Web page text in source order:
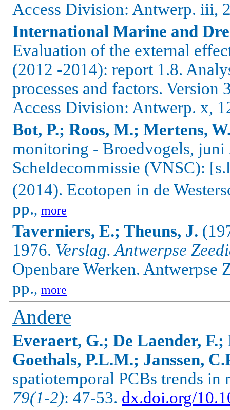
Access Division: Antwerp. iii,
International Marine and
Evaluation of the external
(2012 -2014): report 1.8.
processes and factors.
Access Division: Antwerp. x,
Bot, P.; Roos, M.; Mertens,
monitoring - Broedvogels, juni
Scheldecommissie (VNSC):
(2014). Ecotopen in de
pp., more
Taverniers, E.; Theuns, J.
1976. Verslag. Antwerpse
Openbare Werken. Antwerpse
pp., more
Andere
Everaert, G.; De Laender, F.;
Goethals, P.L.M.; Janssen,
spatiotemporal PCBs trends in
79(1-2): 47-53. dx.doi.org/